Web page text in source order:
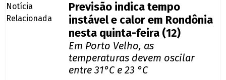
Previsão indica tempo
instável e calor em Rondônia
nesta quinta-feira (12)
Em Porto Velho, as
temperaturas devem oscilar
entre 31°C e 23 °C